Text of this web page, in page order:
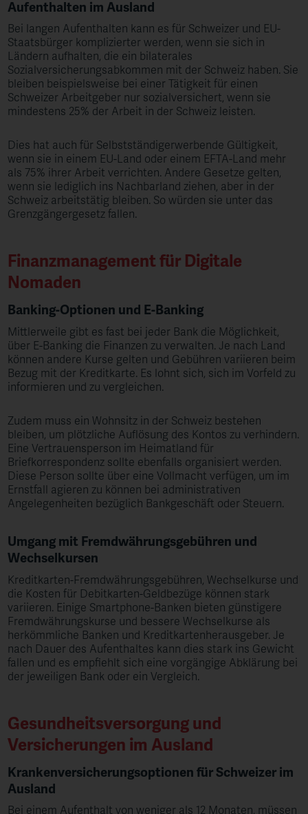
Aufenthalten im Ausland
Bei langen Aufenthalten kann es für Schweizer und EU-
Staatsbürger komplizierter werden, wenn sie sich in
Ländern aufhalten, die ein bilaterales
Sozialversicherungsabkommen mit der Schweiz haben. Sie
bleiben beispielsweise bei einer Tätigkeit für einen
Schweizer Arbeitgeber nur sozialversichert, wenn sie
mindestens 25% der Arbeit in der Schweiz leisten.
Dies hat auch für Selbstständigerwerbende Gültigkeit,
wenn sie in einem EU-Land oder einem EFTA-Land mehr
als 75% ihrer Arbeit verrichten. Andere Gesetze gelten,
wenn sie lediglich ins Nachbarland ziehen, aber in der
Schweiz arbeitstätig bleiben. So würden sie unter das
Grenzgängergesetz fallen.
Finanzmanagement für Digitale
Nomaden
Banking-Optionen und E-Banking
Mittlerweile gibt es fast bei jeder Bank die Möglichkeit,
über E-Banking die Finanzen zu verwalten. Je nach Land
können andere Kurse gelten und Gebühren variieren beim
Bezug mit der Kreditkarte. Es lohnt sich, sich im Vorfeld zu
informieren und zu vergleichen.
Zudem muss ein Wohnsitz in der Schweiz bestehen
bleiben, um plötzliche Auflösung des Kontos zu verhindern.
Eine Vertrauensperson im Heimatland für
Briefkorrespondenz sollte ebenfalls organisiert werden.
Diese Person sollte über eine Vollmacht verfügen, um im
Ernstfall agieren zu können bei administrativen
Angelegenheiten bezüglich Bankgeschäft oder Steuern.
Umgang mit Fremdwährungsgebühren und
Wechselkursen
Kreditkarten-Fremdwährungsgebühren, Wechselkurse und
die Kosten für Debitkarten-Geldbezüge können stark
variieren. Einige Smartphone-Banken bieten günstigere
Fremdwährungskurse und bessere Wechselkurse als
herkömmliche Banken und Kreditkartenherausgeber​. Je
nach Dauer des Aufenthaltes kann dies stark ins Gewicht
fallen und es empfiehlt sich eine vorgängige Abklärung bei
der jeweiligen Bank oder ein Vergleich.
Gesundheitsversorgung und
Versicherungen im Ausland
Krankenversicherungsoptionen für Schweizer im
Ausland
Bei einem Aufenthalt von weniger als 12 Monaten, müssen